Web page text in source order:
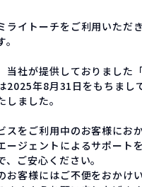
ライトーチをご利用いただ
当社が提供しておりました
2025年8月31日をもちまし
しました。
スをご利用中のお客様にお
ージェントによるサポート
、ご安心ください。
お客様にはご不便をおかけ